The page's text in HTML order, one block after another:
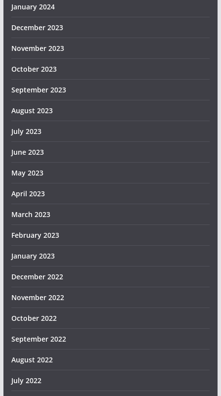
January 2024
December 2023
November 2023
October 2023
September 2023
August 2023
July 2023
June 2023
May 2023
April 2023
March 2023
February 2023
January 2023
December 2022
November 2022
October 2022
September 2022
August 2022
July 2022